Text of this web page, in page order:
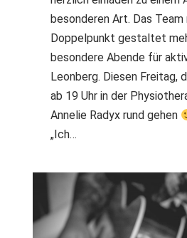
besonderen Art. Das Team
Doppelpunkt gestaltet
besondere Abende für
Leonberg. Diesen Freitag,
ab 19 Uhr in der
Annelie Radyx rund gehen
„Ich…